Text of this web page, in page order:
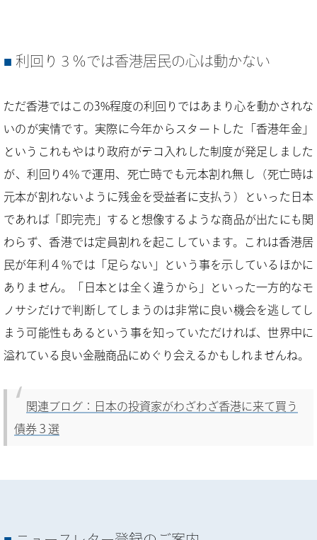
利回り３％では香港居民の心は動かない
ただ香港ではこの3%程度の利回りではあまり心を動かされな
いのが実情です。実際に今年からスタートした「香港年金」
というこれもやはり政府がテコ入れした制度が発足しました
が、利回り4％で運用、死亡時でも元本割れ無し（死亡時は
元本が割れないように残金を受益者に支払う）といった日本
であれば「即完売」すると想像するような商品が出たにも関
わらず、香港では定員割れを起こしています。これは香港居
民が年利４％では「足らない」という事を示しているほかに
ありません。「日本とは全く違うから」といった一方的なモ
ノサシだけで判断してしまうのは非常に良い機会を逃してし
まう可能性もあるという事を知っていただければ、世界中に
溢れている良い金融商品にめぐり会えるかもしれませんね。
関連ブログ：日本の投資家がわざわざ香港に来て買う
債券３選